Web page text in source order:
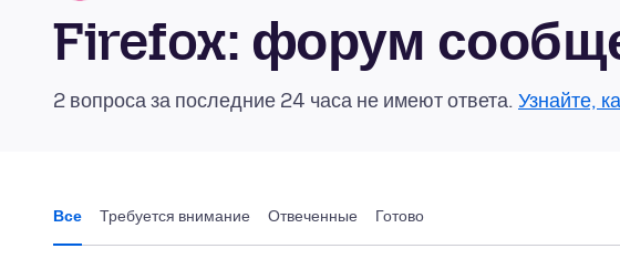
Firefox: форум
2 вопроса за последние 24 часа не имеют ответа. Узнайте,
Все Требуется внимание Отвеченные Готово